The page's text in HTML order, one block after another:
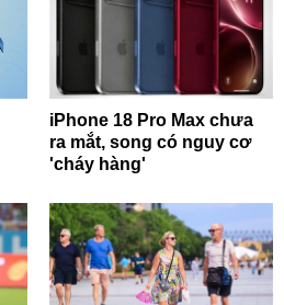
iPhone 18 Pro Max chưa
ra mắt, song có nguy cơ
'cháy hàng'